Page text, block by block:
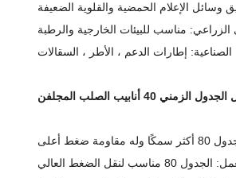
الإعلام الحمضية والقلوية الضعيفة
الزراعي: مناسب للبيئات الخارجية والرطبة
الصناعية: إطارات الدعم ، الأطر ، السقالات
ضغط أعلى
مناسب لنقل الضغط العالي